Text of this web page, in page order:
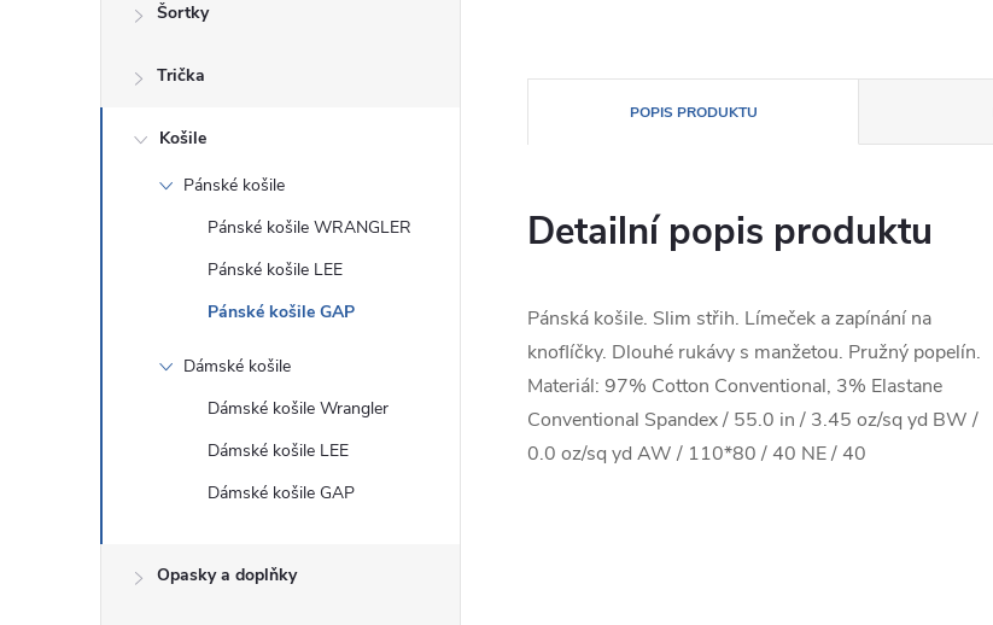
Šortky
Trička
Košile
Pánské košile
Pánské košile WRANGLER
Pánské košile LEE
Pánské košile GAP
Dámské košile
Dámské košile Wrangler
Dámské košile LEE
Dámské košile GAP
Opasky a doplňky
POPIS PRODUKTU
Detailní popis produktu
Pánská košile. Slim střih. Límeček a zapínání na
knoflíčky. Dlouhé rukávy s manžetou. Pružný popelín.
Materiál: 97% Cotton Conventional, 3% Elastane
Conventional Spandex / 55.0 in / 3.45 oz/sq yd BW /
0.0 oz/sq yd AW / 110*80 / 40 NE / 40